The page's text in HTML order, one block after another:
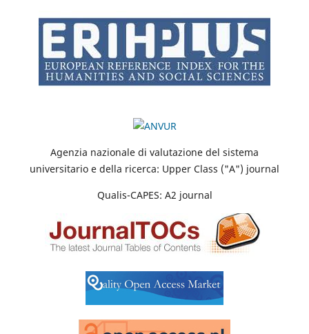
Agenzia nazionale di valutazione del sistema
universitario e della ricerca: Upper Class ("A") journal
Qualis-CAPES: A2 journal